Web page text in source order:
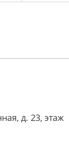
д. 23, этаж